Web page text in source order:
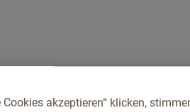
Cookies akzeptieren“ klicken,